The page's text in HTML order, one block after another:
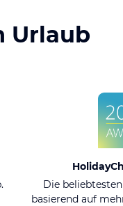
Urlaub
Die
basierend auf